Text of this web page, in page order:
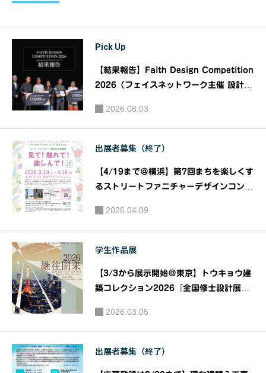
日本一の
中の日本
一@フジ
タサトシ
Pick Up
【結果報告】Faith Design Competition
2026（フェイスネットワーク主催 設計デ
社フェイスネットワーク
2026.08.03
出展者募集（終了）
【4/19まで＠横浜】第7回まちを楽しくす
るストリートファニチャーデザインコンペ
hama～ ストリートファニチャー優秀作品
体験展 「見て！触れて！楽しんで！」｜
主催：ストリートファニチャーコンペ運営
2026.04.09
学生作品展
【3/3から展示開始＠東京】トウキョウ建
築コレクション2026『全国修士設計展
6 ］・企画展』｜トウキョウ建築コレクシ
ョン2026実行委員会
2026.03.05
出展者募集（終了）